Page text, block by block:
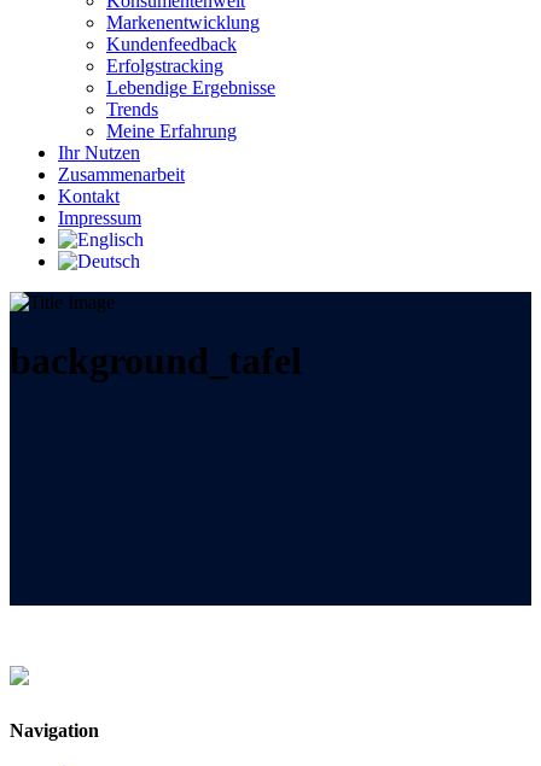
Markenentwicklung
Kundenfeedback
Erfolgstracking
Lebendige Ergebnisse
Trends
Meine Erfahrung
Ihr Nutzen
Zusammenarbeit
Kontakt
Impressum
background_tafel
Navigation